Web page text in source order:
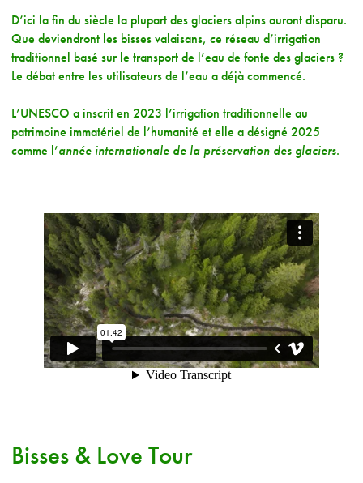
D’ici la fin du siècle la plupart des glaciers alpins auront disparu.
Que deviendront les bisses valaisans, ce réseau d’irrigation
traditionnel basé sur le transport de l’eau de fonte des glaciers ?
Le débat entre les utilisateurs de l’eau a déjà commencé.
L’UNESCO a inscrit en 2023 l’irrigation traditionnelle au
patrimoine immatériel de l’humanité et elle a désigné 2025
comme l’année internationale de la préservation des glaciers.
Bisses & Love Tour